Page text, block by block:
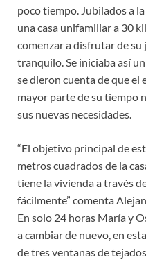
poco tiempo. Jubilados a
una casa unifamiliar a 30
comenzar a disfrutar de
tranquilo. Se iniciaba así
se dieron cuenta de que el
mayor parte de su tiempo
sus nuevas necesidades.
“El objetivo principal de
metros cuadrados de la
tiene la vivienda a través
fácilmente” comenta
En solo 24 horas María y
a cambiar de nuevo, en
de tres ventanas de